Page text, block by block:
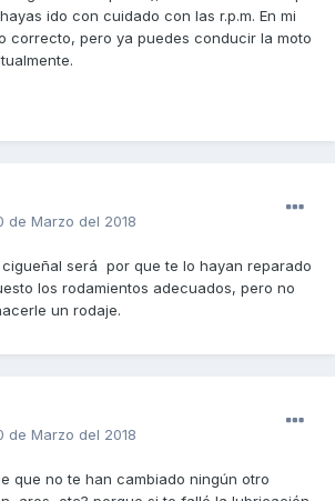
ido con cuidado con las r.p.m. En mi
correcto, pero ya puedes conducir la moto
de Marzo del 2018
será por que te lo hayan reparado
los rodamientos adecuados, pero no
un rodaje.
de Marzo del 2018
que no te han cambiado ningún otro